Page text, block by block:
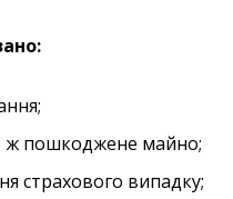
ж пошкоджене майно;
страхового випадку;